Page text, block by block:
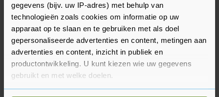
gegevens (bijv. uw IP-adres) met behulp van
technologieën zoals cookies om informatie op uw
apparaat op te slaan en te gebruiken met als doel
gepersonaliseerde advertenties en content, metingen aan
advertenties en content, inzicht in publiek en
productontwikkeling. U kunt kiezen wie uw gegevens
gebruikt en met welke doelen.
beëindigd. Algehele financiering van fossiele
bedrijven is nog wel mogelijk en die bedrijven
kunnen daarmee nog steeds nieuwe projecten
opzetten.
ING stapt niet volledig uit de sector voor fossiele
energie, omdat het volgens de bank te ver gaat